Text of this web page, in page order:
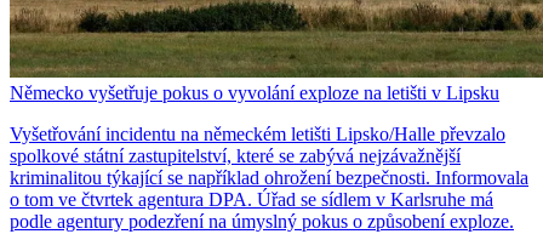
Německo vyšetřuje pokus o vyvolání exploze na letišti v Lipsku
Vyšetřování incidentu na německém letišti Lipsko/Halle převzalo
spolkové státní zastupitelství, které se zabývá nejzávažnější
kriminalitou týkající se například ohrožení bezpečnosti. Informovala
o tom ve čtvrtek agentura DPA. Úřad se sídlem v Karlsruhe má
podle agentury podezření na úmyslný pokus o způsobení exploze.